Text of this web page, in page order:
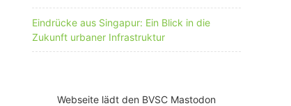
Eindrücke aus Singapur: Ein Blick in die
Zukunft urbaner Infrastruktur
Webseite lädt den BVSC Mastodon